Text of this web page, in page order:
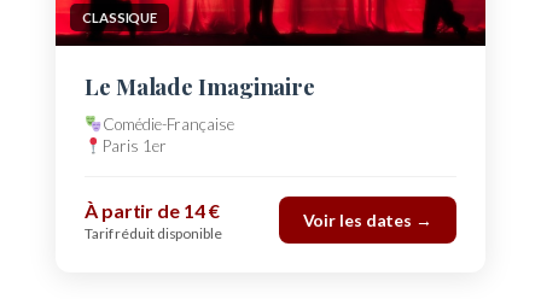
CLASSIQUE
Le Malade Imaginaire
Comédie-Française
Paris 1er
À partir de 14 €
Tarif réduit disponible
Voir les dates →